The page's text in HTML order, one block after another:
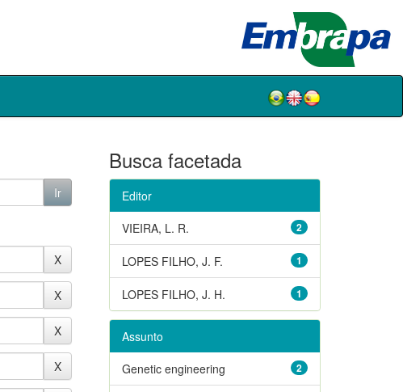
Busca facetada
Editor
2
VIEIRA, L. R.
1
LOPES FILHO, J. F.
1
LOPES FILHO, J. H.
Assunto
2
Genetic engineering